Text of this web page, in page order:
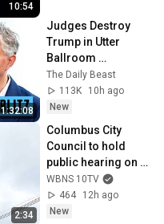
10:54
1:32:08
Judges Destroy
Trump in Utter
Ballroom
Humiliation | The
Daily Beast Podcast
The Daily Beast
113K
10h ago
New
2:34
Columbus City
Council to hold
public hearing on
flock cameras
WBNS 10TV
464
12h ago
New